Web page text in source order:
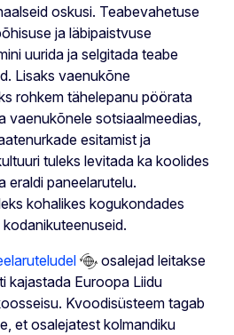
oskusi. Teabevahetuse
ja läbipaistvuse
uurida ja selgitada teabe
Lisaks vaenukõne
rohkem tähelepanu pöörata
vaenukõnele sotsiaalmeedias,
esitamist ja
tuleks levitada ka koolides
eraldi paneelarutelu.
kohalikes kogukondades
osalejad leitakse
kajastada Euroopa Liidu
Kvoodisüsteem tagab
et osalejatest kolmandiku